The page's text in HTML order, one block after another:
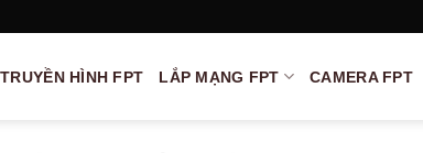
TRUYỀN HÌNH FPT LẮP MẠNG FPT CAMERA FPT